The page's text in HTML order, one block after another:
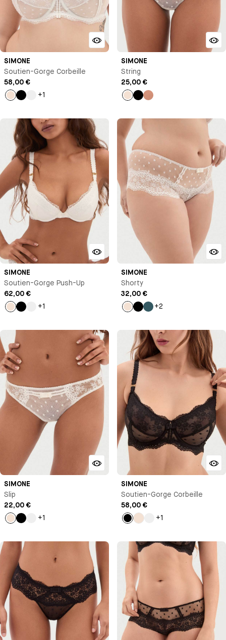
SIMONE
Soutien-Gorge Corbeille
58,00 €
Milk
+1
SIMONE
String
25,00 €
Milk
SIMONE
Soutien-Gorge Push-Up
62,00 €
Milk
+1
SIMONE
Shorty
32,00 €
Milk
+2
SIMONE
Slip
22,00 €
+1
SIMONE
Soutien-Gorge Corbeille
58,00 €
+1